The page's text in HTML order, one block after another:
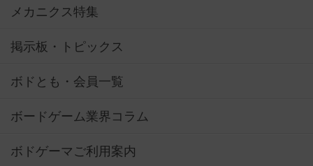
メカニクス特集
掲示板・トピックス
ボドとも・会員一覧
ボードゲーム業界コラム
ボドゲーマご利用案内